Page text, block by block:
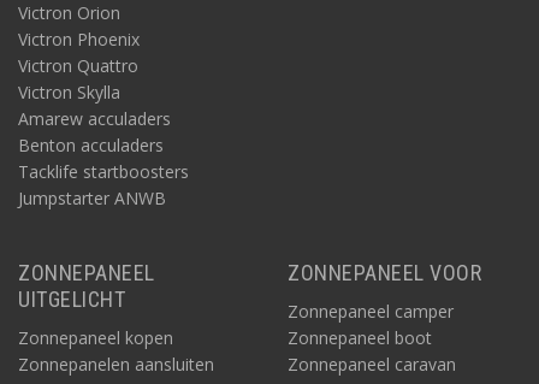
Victron Orion
Victron Phoenix
Victron Quattro
Victron Skylla
Amarew acculaders
Benton acculaders
Tacklife startboosters
Jumpstarter ANWB
ZONNEPANEEL
UITGELICHT
Zonnepaneel kopen
Zonnepanelen aansluiten
ZONNEPANEEL VOOR
Zonnepaneel camper
Zonnepaneel boot
Zonnepaneel caravan